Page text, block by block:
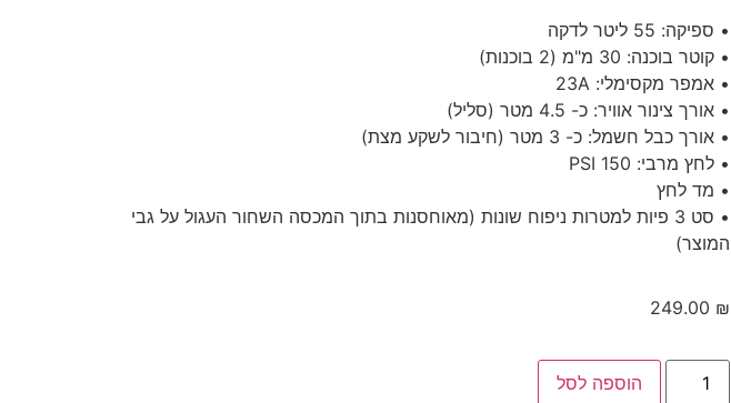
• ספיקה: 55 ליטר לדקה
• קוטר בוכנה: 30 מ"מ (2 בוכנות)
• אמפר מקסימלי: 23A
• אורך צינור אוויר: כ- 4.5 מטר (סליל)
• אורך כבל חשמל: כ- 3 מטר (חיבור לשקע מצת)
• לחץ מרבי: 150 PSI
• מד לחץ
• סט 3 פיות למטרות ניפוח שונות (מאוחסנות בתוך המכסה השחור העגול על גבי
המוצר)
249.00 ₪
הוספה לסל